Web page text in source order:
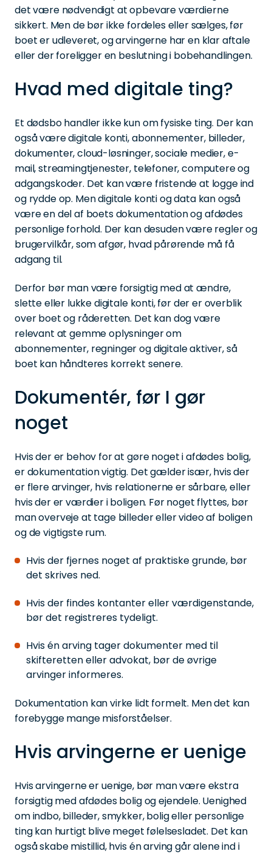
det være nødvendigt at opbevare værdierne
sikkert. Men de bør ikke fordeles eller sælges, før
boet er udleveret, og arvingerne har en klar aftale
eller der foreligger en beslutning i bobehandlingen.
Hvad med digitale ting?
Et dødsbo handler ikke kun om fysiske ting. Der kan
også være digitale konti, abonnementer, billeder,
dokumenter, cloud-løsninger, sociale medier, e-
mail, streamingtjenester, telefoner, computere og
adgangskoder. Det kan være fristende at logge ind
og rydde op. Men digitale konti og data kan også
være en del af boets dokumentation og afdødes
personlige forhold. Der kan desuden være regler og
brugervilkår, som afgør, hvad pårørende må få
adgang til.
Derfor bør man være forsigtig med at ændre,
slette eller lukke digitale konti, før der er overblik
over boet og råderetten. Det kan dog være
relevant at gemme oplysninger om
abonnementer, regninger og digitale aktiver, så
boet kan håndteres korrekt senere.
Dokumentér, før I gør
noget
Hvis der er behov for at gøre noget i afdødes bolig,
er dokumentation vigtig. Det gælder især, hvis der
er flere arvinger, hvis relationerne er sårbare, eller
hvis der er værdier i boligen. Før noget flyttes, bør
man overveje at tage billeder eller video af boligen
og de vigtigste rum.
Hvis der fjernes noget af praktiske grunde, bør
det skrives ned.
Hvis der findes kontanter eller værdigenstande,
bør det registreres tydeligt.
Hvis én arving tager dokumenter med til
skifteretten eller advokat, bør de øvrige
arvinger informeres.
Dokumentation kan virke lidt formelt. Men det kan
forebygge mange misforståelser.
Hvis arvingerne er uenige
Hvis arvingerne er uenige, bør man være ekstra
forsigtig med afdødes bolig og ejendele. Uenighed
om indbo, billeder, smykker, bolig eller personlige
ting kan hurtigt blive meget følelsesladet. Det kan
også skabe mistillid, hvis én arving går alene ind i